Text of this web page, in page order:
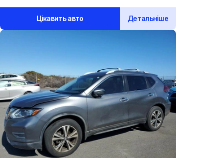
Цікавить авто Детальніше